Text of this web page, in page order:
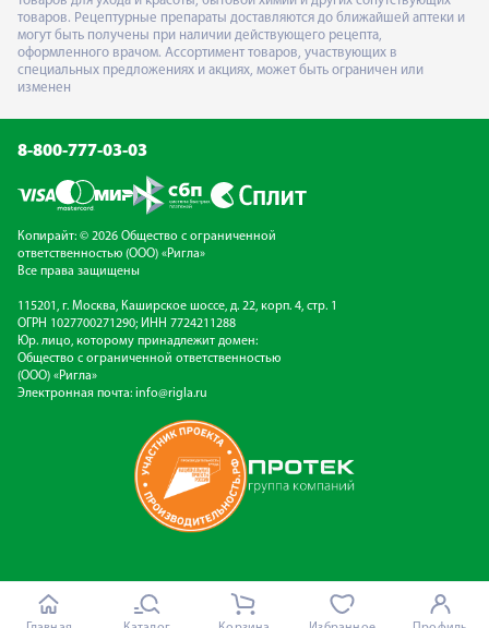
товаров. Рецептурные препараты доставляются до ближайшей аптеки и
могут быть получены при наличии действующего рецепта,
оформленного врачом. Ассортимент товаров, участвующих в
специальных предложениях и акциях, может быть ограничен или
изменен
8-800-777-03-03
Копирайт: © 2026 Общество с ограниченной
ответственностью (ООО) «Ригла»
Все права защищены
115201, г. Москва, Каширское шоссе, д. 22, корп. 4, стр. 1
ОГРН 1027700271290; ИНН 7724211288
Юр. лицо, которому принадлежит домен:
Общество с ограниченной ответственностью
(ООО) «Ригла»
Электронная почта: info@rigla.ru